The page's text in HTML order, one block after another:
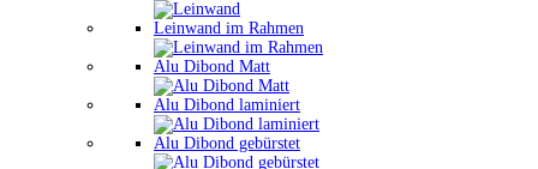
Leinwand im Rahmen
Alu Dibond Matt
Alu Dibond laminiert
Alu Dibond gebürstet